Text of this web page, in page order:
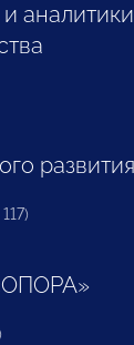
развития